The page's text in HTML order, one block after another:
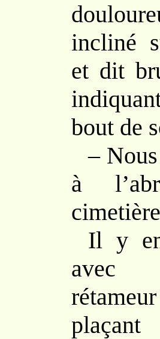
incliné
et dit
bout de
–
à
Il y
avec